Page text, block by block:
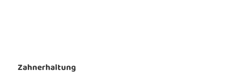
Zahnerhaltung